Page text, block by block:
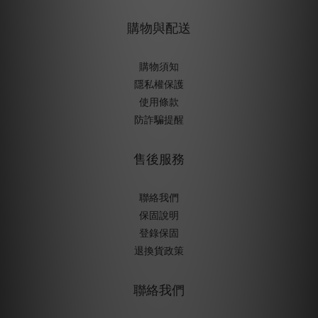
購物與配送
購物須知
隱私權保護
使用條款
防詐騙提醒
售後服務
聯絡我們
保固說明
登錄保固
退換貨政策
聯絡我們